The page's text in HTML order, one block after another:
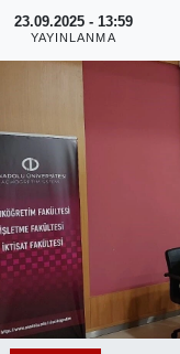
23.09.2025 - 13:59
YAYINLANMA
ASAYİŞ
RESMİ
Haber Arşivi